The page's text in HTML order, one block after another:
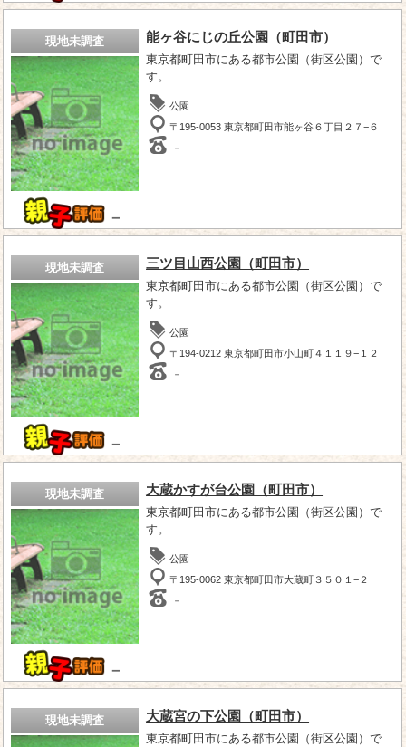
現地未調査
－
能ヶ谷にじの丘公園（町田市）
東京都町田市にある都市公園（街区公園）で
す。
公園
〒195-0053 東京都町田市能ヶ谷６丁目２７−６
－
現地未調査
－
三ツ目山西公園（町田市）
東京都町田市にある都市公園（街区公園）で
す。
公園
〒194-0212 東京都町田市小山町４１１９−１２
－
現地未調査
－
大蔵かすが台公園（町田市）
東京都町田市にある都市公園（街区公園）で
す。
公園
〒195-0062 東京都町田市大蔵町３５０１−２
－
現地未調査 大蔵宮の下公園（町田市）
東京都町田市にある都市公園（街区公園）で